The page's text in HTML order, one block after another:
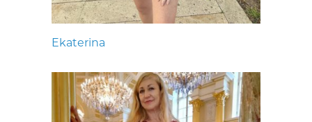
Ekaterina